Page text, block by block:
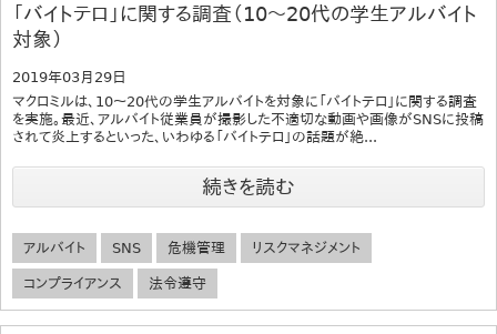
「バイトテロ」に関する調査（10～20代の学生アルバイト
対象）
2019年03月29日
マクロミルは、10～20代の学生アルバイトを対象に「バイトテロ」に関する調査
を実施。最近、アルバイト従業員が撮影した不適切な動画や画像がSNSに投稿
されて炎上するといった、いわゆる「バイトテロ」の話題が絶...
続きを読む
アルバイト SNS 危機管理 リスクマネジメント
コンプライアンス 法令遵守